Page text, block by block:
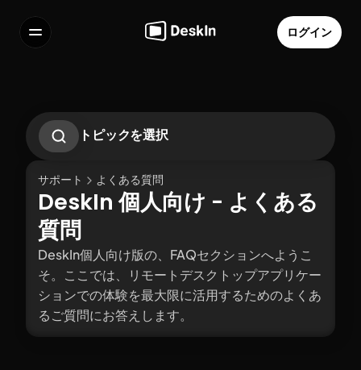
利用規約
個人情報の取り扱いについて
ログイン
トピックを選択
変更またはリセットする方法
プライバシースクリーンの使い方
新しいデバイスでログインする際に確認メー
サポート よくある質問
DeskIn 個人向け - よくある
質問
DeskIn個人向け版の、FAQセクションへようこ
そ。ここでは、リモートデスクトップアプリケー
ションでの体験を最大限に活用するためのよくあ
るご質問にお答えします。